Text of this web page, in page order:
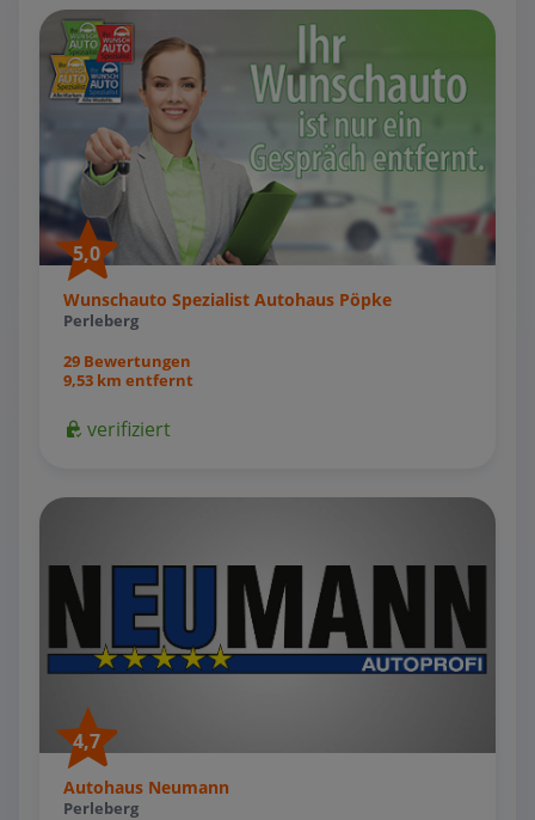
5,0
Wunschauto Spezialist Autohaus Pöpke
Perleberg
29 Bewertungen
9,53 km entfernt
verifiziert
4,7
Autohaus Neumann
Perleberg